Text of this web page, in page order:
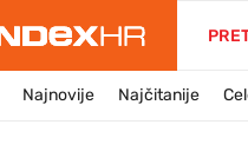
Najnovije Najčitanije